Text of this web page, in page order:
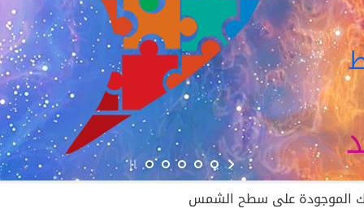
الموجودة على سطح الشمس